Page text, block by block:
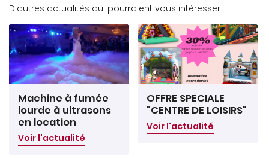
D'autres actualités qui pourraient vous intéresser
Machine à fumée
lourde à ultrasons
en location
Voir l'actualité
OFFRE SPECIALE
"CENTRE DE LOISIRS"
Voir l'actualité